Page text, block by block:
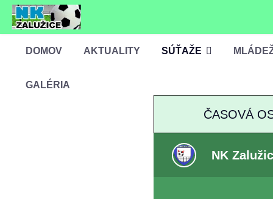
DOMOV AKTUALITY SÚŤAŽE
GALÉRIA
ČASOVÁ
NK